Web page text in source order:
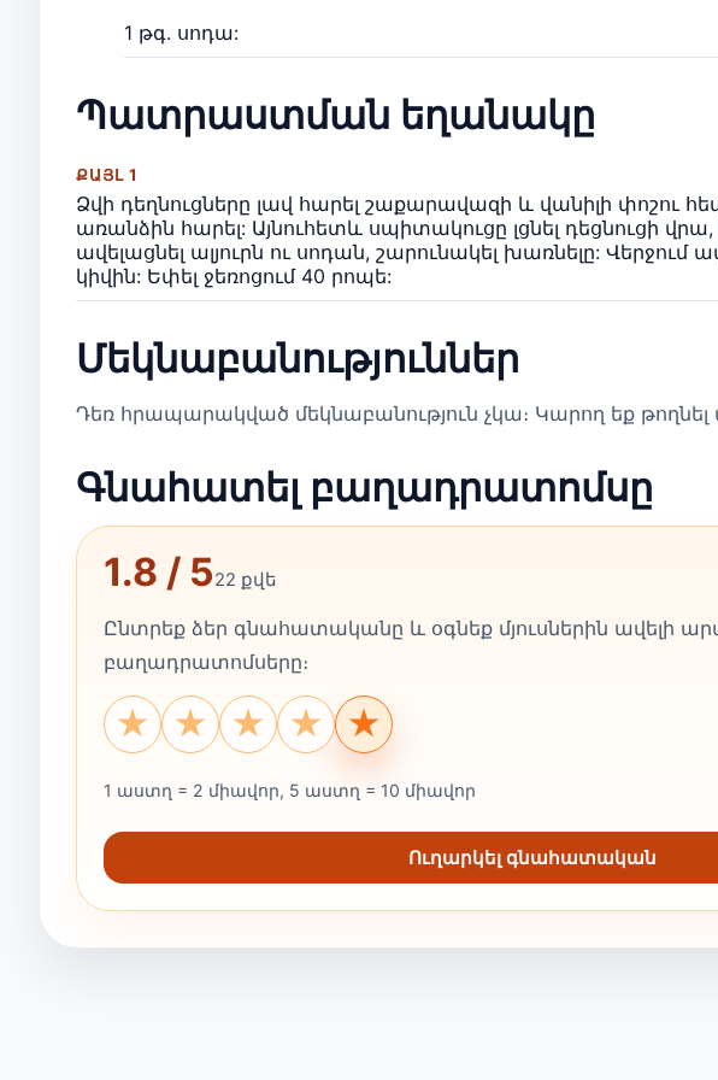
1 թգ. սոդա:
Պատրաստման եղանակը
ՔԱՅԼ 1
Ձվի դեղնուցները լավ հարել շաքարավազի և վանիլի փոշու
առանձին հարել: Այնուհետև սպիտակուցը լցնել դեցնուցի
ավելացնել ալյուրն ու սոդան, շարունակել խառնելը: Վերջում
կիվին: Եփել ջեռոցում 40 րոպե:
Մեկնաբանություններ
Դեռ հրապարակված մեկնաբանություն չկա։ Կարող եք թողնել
Գնահատել բաղադրատոմսը
1.8 / 522 քվե
Ընտրեք ձեր գնահատականը և օգնեք մյուսներին ավելի
բաղադրատոմսերը։
★
★
★
★
★
1 աստղ = 2 միավոր, 5 աստղ = 10 միավոր
Ուղարկել գնահատական